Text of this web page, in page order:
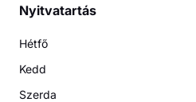
Nyitvatartás
Hétfő
Kedd
Szerda